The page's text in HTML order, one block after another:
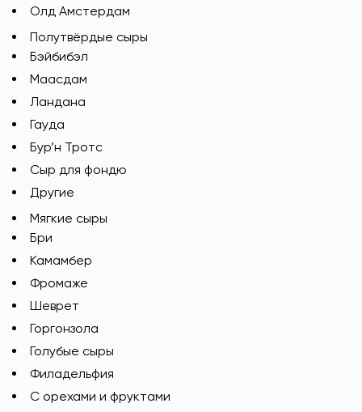
Олд Амстердам
Полутвёрдые сыры
Бэйбибэл
Маасдам
Ландана
Гауда
Бур’н Тротс
Сыр для фондю
Другие
Мягкие сыры
Бри
Камамбер
Фромаже
Шеврет
Горгонзола
Голубые сыры
Филадельфия
С орехами и фруктами